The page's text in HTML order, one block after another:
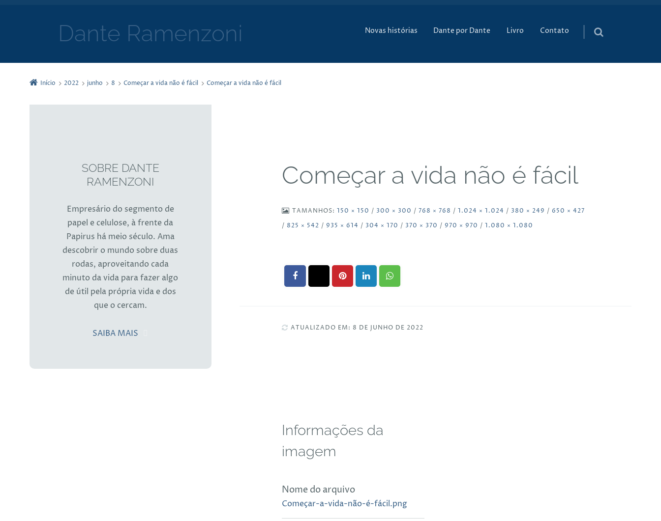
Dante Ramenzoni Pular para o conteúdo
Novas histórias Dante por Dante Livro Contato
Início 2022 junho 8 Começar a vida não é fácil Começar a vida não é fácil
Começar a vida não é fácil
TAMANHOS:150 × 150 / 300 × 300 / 768 × 768 / 1.024 × 1.024 / 380 × 249 / 650 × 427
/ 825 × 542 / 935 × 614 / 304 × 170 / 370 × 370 / 970 × 970 / 1.080 × 1.080
ATUALIZADO EM: 8 DE JUNHO DE 2022
Informações da
imagem
Nome do arquivo
Começar-a-vida-não-é-fácil.png
SOBRE DANTE
RAMENZONI
Empresário do segmento de
papel e celulose, à frente da
Papirus há meio século. Ama
descobrir o mundo sobre duas
rodas, aproveitando cada
minuto da vida para fazer algo
de útil pela própria vida e dos
que o cercam.
SAIBA MAIS